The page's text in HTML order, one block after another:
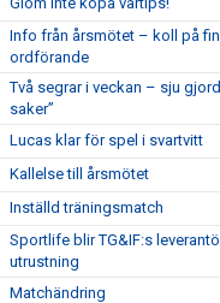
Info från årsmötet – koll på
ordförande
Två segrar i veckan – sju
saker”
Lucas klar för spel i svartvitt
Kallelse till årsmötet
Inställd träningsmatch
Sportlife blir TG&IF:s
utrustning
Matchändring